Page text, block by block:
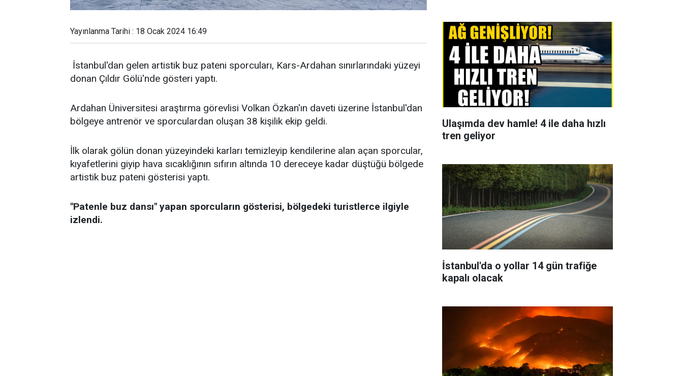
Yayınlanma Tarihi : 18 Ocak 2024 16:49
İstanbul'dan gelen artistik buz pateni sporcuları, Kars-Ardahan sınırlarındaki yüzeyi
donan Çıldır Gölü'nde gösteri yaptı.
Ardahan Üniversitesi araştırma görevlisi Volkan Özkan'ın daveti üzerine İstanbul'dan
bölgeye antrenör ve sporculardan oluşan 38 kişilik ekip geldi.
İlk olarak gölün donan yüzeyindeki karları temizleyip kendilerine alan açan sporcular,
kıyafetlerini giyip hava sıcaklığının sıfırın altında 10 dereceye kadar düştüğü bölgede
artistik buz pateni gösterisi yaptı.
"Patenle buz dansı" yapan sporcuların gösterisi, bölgedeki turistlerce ilgiyle
izlendi.
Ulaşımda dev hamle! 4 ile daha hızlı
tren geliyor
İstanbul'da o yollar 14 gün trafiğe
kapalı olacak